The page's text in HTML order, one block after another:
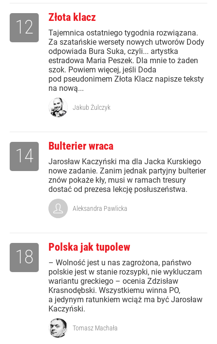
Złota klacz
Tajemnica ostatniego tygodnia rozwiązana.
Za szatańskie wersety nowych utworów Dody
odpowiada Bura Suka, czyli... artystka
estradowa Maria Peszek. Dla mnie to żaden
szok. Powiem więcej, jeśli Doda
pod pseudonimem Złota Klacz napisze teksty
na nową...
12
Jakub Żulczyk
Bulterier wraca
Jarosław Kaczyński ma dla Jacka Kurskiego
nowe zadanie. Zanim jednak partyjny bulterier
znów pokaże kły, musi w ramach tresury
dostać od prezesa lekcję posłuszeństwa.
14
Aleksandra Pawlicka
Polska jak tupolew
– Wolność jest u nas zagrożona, państwo
polskie jest w stanie rozsypki, nie wykluczam
wariantu greckiego – ocenia Zdzisław
Krasnodębski. Wszystkiemu winna PO,
a jedynym ratunkiem wciąż ma być Jarosław
Kaczyński.
18
Tomasz Machała